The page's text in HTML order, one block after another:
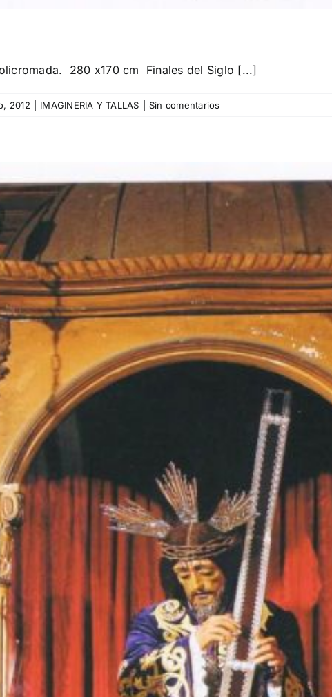
280 x170 cm Finales del Siglo [...]
2012 IMAGINERIA Y TALLAS Sin comentarios
Ayúdanos a
podremos continuar la actividad parroquial y